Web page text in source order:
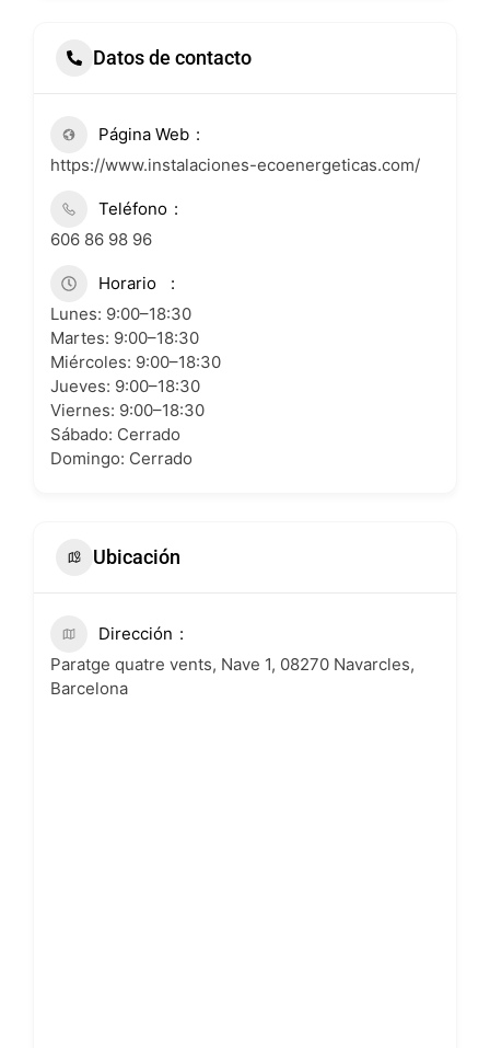
Datos de contacto
Página Web
https://www.instalaciones-ecoenergeticas.com/
Teléfono
606 86 98 96
Horario
Lunes: 9:00–18:30
Martes: 9:00–18:30
Miércoles: 9:00–18:30
Jueves: 9:00–18:30
Viernes: 9:00–18:30
Sábado: Cerrado
Domingo: Cerrado
Ubicación
Dirección
Paratge quatre vents, Nave 1, 08270 Navarcles,
Barcelona